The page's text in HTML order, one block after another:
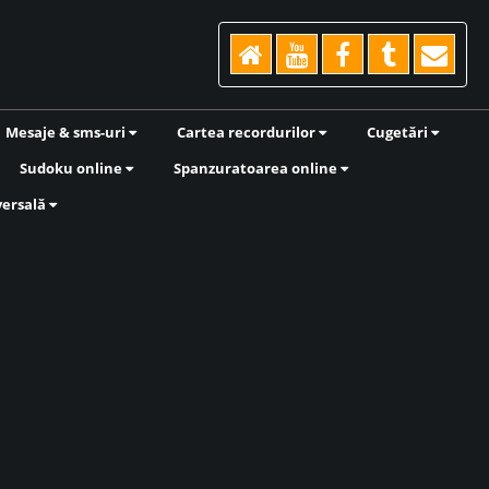
Mesaje & sms-uri Cartea recordurilor
Cugetări
Sudoku online
Spanzuratoarea online